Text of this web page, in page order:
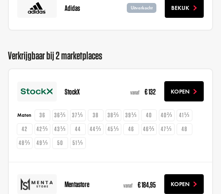
Adidas Uitverkocht BEKIJK
Verkrijgbaar bij 2 marketplaces
StockX vanaf € 132 KOPEN
Maten 36 36⅔ 37⅓ 38 38⅔ 39⅓ 40 40⅔
41⅓
42
42⅔ 43⅓ 44 44⅔ 45⅓ 46 46⅔ 47⅓
48
48⅔
49⅓ 50 51⅓
Mentastore vanaf € 184,95 KOPEN